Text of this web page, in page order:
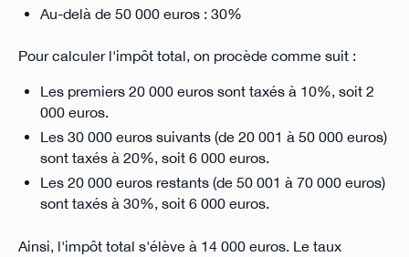
Au-delà de 50 000 euros : 30%
Pour calculer l'impôt total, on procède comme suit :
Les premiers 20 000 euros sont taxés à 10%, soit 2
000 euros.
Les 30 000 euros suivants (de 20 001 à 50 000 euros)
sont taxés à 20%, soit 6 000 euros.
Les 20 000 euros restants (de 50 001 à 70 000 euros)
sont taxés à 30%, soit 6 000 euros.
Ainsi, l'impôt total s'élève à 14 000 euros. Le taux